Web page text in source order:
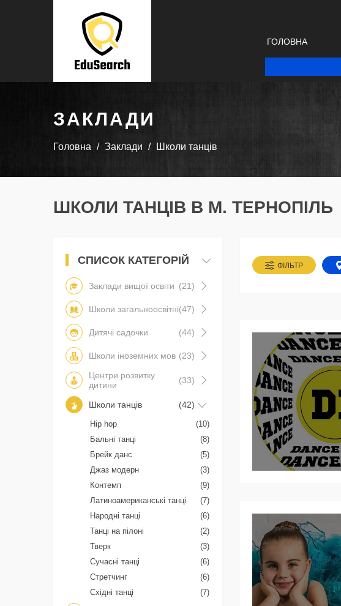
ГОЛОВНА
ЗАКЛАДИ
Головна Заклади Школи танців
ШКОЛИ ТАНЦІВ В М. ТЕРНОПІЛЬ
ФІЛЬТР
СПИСОК КАТЕГОРІЙ
Заклади вищої освіти (21)
Школи загальноосвітні(47)
Дитячі садочки (44)
Школи іноземних мов (23)
Центри розвитку
дитини
(33)
Школи танців (42)
Hip hop
(10)
Бальні танці
(8)
Брейк данс
(5)
Джаз модерн
(3)
Контемп
(9)
Латиноамериканські танці
(7)
Народні танці
(6)
Танці на пілоні
(2)
Тверк
(3)
Сучасні танці
(6)
Стретчинг
(6)
Східні танці
(7)